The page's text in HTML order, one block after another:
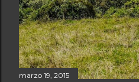
marzo 19, 2015